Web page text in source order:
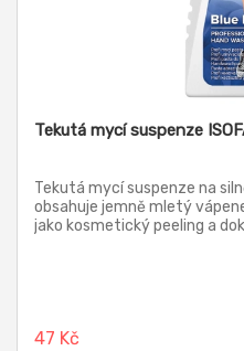
Tekutá mycí suspenze
Tekutá mycí suspenze na
obsahuje jemně mletý
jako kosmetický peeling a
47 Kč